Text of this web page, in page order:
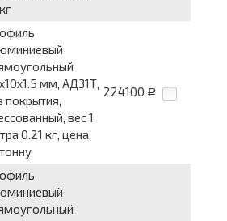
мм, АД31Т,
покрытия,
вес 1
0.21 кг, цена
224100 Р